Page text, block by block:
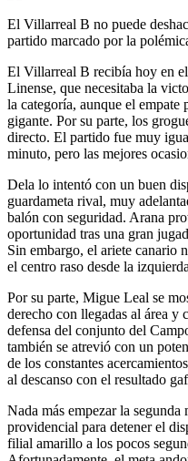
El Villarreal B no puede
partido marcado por la
El Villarreal B recibía hoy en
Linense, que necesitaba la
la categoría, aunque el empate
gigante. Por su parte, los
directo. El partido fue muy
minuto, pero las mejores
Dela lo intentó con un buen
guardameta rival, muy
balón con seguridad. Arana
oportunidad tras una gran
Sin embargo, el ariete canario
el centro raso desde la
Por su parte, Migue Leal se
derecho con llegadas al área y
defensa del conjunto del
también se atrevió con un
de los constantes
al descanso con el resultado
Nada más empezar la
providencial para detener el
filial amarillo a los pocos